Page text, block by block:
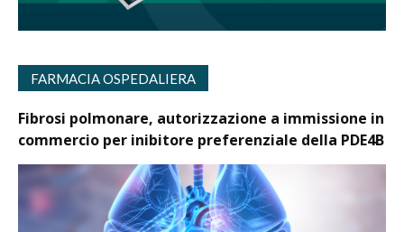
FARMACIA OSPEDALIERA
Fibrosi polmonare, autorizzazione a immissione in
commercio per inibitore preferenziale della PDE4B